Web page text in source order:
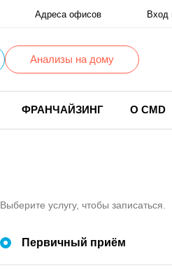
Адреса офисов Вход
Анализы на дому
ФРАНЧАЙЗИНГ О CMD
Выберите услугу, чтобы записаться.
Первичный приём